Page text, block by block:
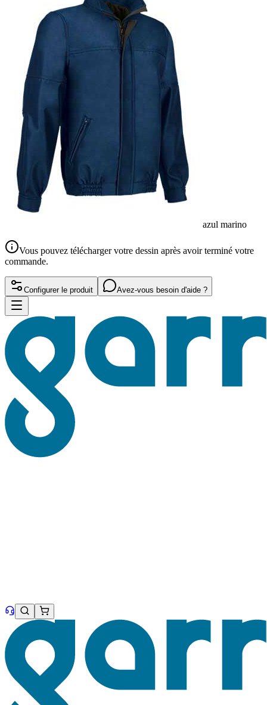
azul marino
Vous pouvez télécharger votre dessin après avoir terminé votre
commande.
Configurer le produit Avez-vous besoin d'aide ?